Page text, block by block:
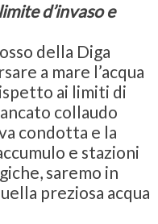
d’invaso e
della Diga
a mare l’acqua
ai limiti di
collaudo
condotta e la
e stazioni
saremo in
preziosa acqua